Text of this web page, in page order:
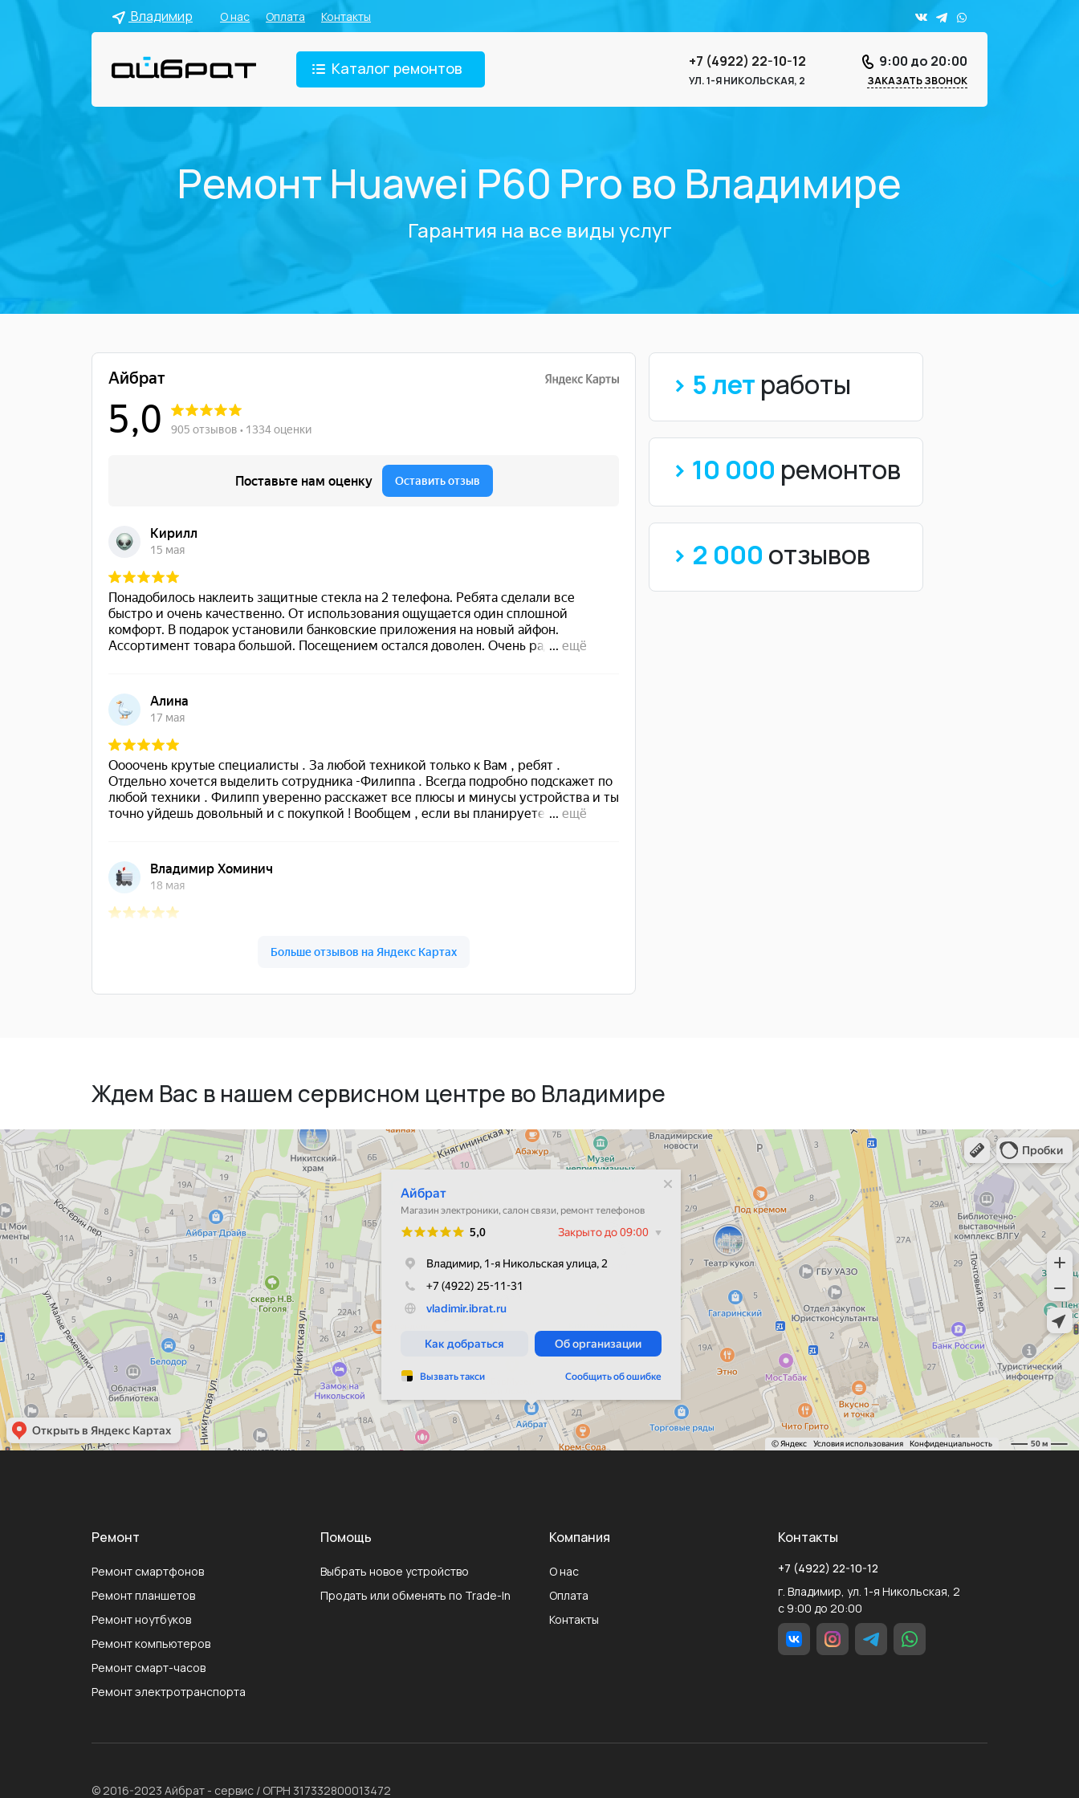
Владимир О нас Оплата Контакты
Каталог ремонтов +7 (4922) 22-10-12
УЛ. 1-Я НИКОЛЬСКАЯ, 2
9:00 до 20:00
ЗАКАЗАТЬ ЗВОНОК
Ремонт Huawei P60 Pro во Владимире
Гарантия на все виды услуг
> 5 лет работы
> 10 000 ремонтов
> 2 000 отзывов
Ждем Вас в нашем сервисном центре во Владимире
Ремонт
Ремонт смартфонов
Ремонт планшетов
Ремонт ноутбуков
Ремонт компьютеров
Ремонт смарт-часов
Ремонт электротранспорта
Помощь
Выбрать новое устройство
Продать или обменять по Trade-In
Компания
О нас
Оплата
Контакты
Контакты
+7 (4922) 22-10-12
г. Владимир, ул. 1-я Никольская, 2
с 9:00 до 20:00
© 2016-2023 Айбрат - сервис / ОГРН 317332800013472